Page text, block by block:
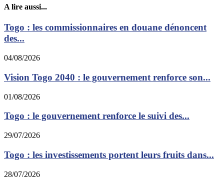
A lire aussi...
Togo : les commissionnaires en douane dénoncent
des...
04/08/2026
Vision Togo 2040 : le gouvernement renforce son...
01/08/2026
Togo : le gouvernement renforce le suivi des...
29/07/2026
Togo : les investissements portent leurs fruits dans...
28/07/2026